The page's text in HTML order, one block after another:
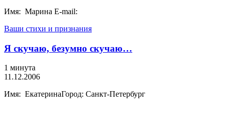
Имя: Марина E-mail:
Ваши стихи и признания
Я скучаю, безумно скучаю…
1 минута
11.12.2006
Имя: ЕкатеринаГород: Санкт-Петербург